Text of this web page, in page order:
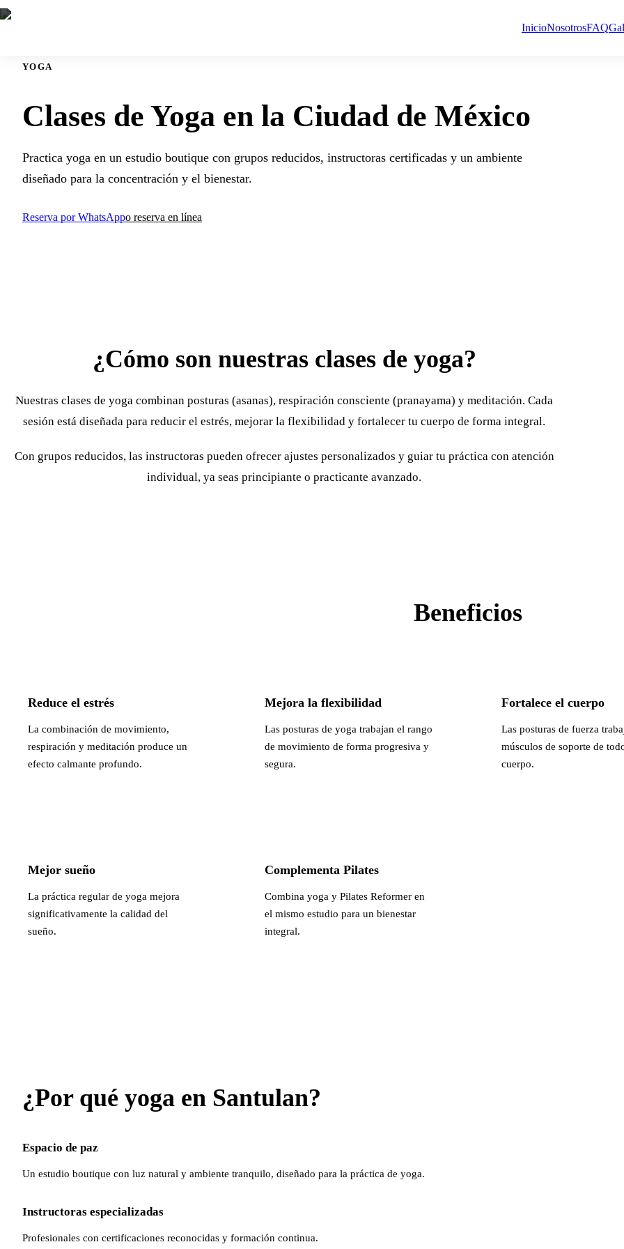
InicioNosotrosFAQ
YOGA
Clases de Yoga en la Ciudad de México
Practica yoga en un estudio boutique con grupos reducidos, instructoras certificadas y un ambiente
diseñado para la concentración y el bienestar.
Reserva por WhatsAppo reserva en línea
¿Cómo son nuestras clases de yoga?
Nuestras clases de yoga combinan posturas (asanas), respiración consciente (pranayama) y meditación. Cada
sesión está diseñada para reducir el estrés, mejorar la flexibilidad y fortalecer tu cuerpo de forma integral.
Con grupos reducidos, las instructoras pueden ofrecer ajustes personalizados y guiar tu práctica con atención
individual, ya seas principiante o practicante avanzado.
Beneficios
Reduce el estrés
La combinación de movimiento,
respiración y meditación produce un
efecto calmante profundo.
Mejora la flexibilidad
Las posturas de yoga trabajan el rango
de movimiento de forma progresiva y
segura.
Fortalece el cuerpo
Las posturas de fuerza
músculos de soporte de
cuerpo.
Mejor sueño
La práctica regular de yoga mejora
significativamente la calidad del
sueño.
Complementa Pilates
Combina yoga y Pilates Reformer en
el mismo estudio para un bienestar
integral.
¿Por qué yoga en Santulan?
Espacio de paz
Un estudio boutique con luz natural y ambiente tranquilo, diseñado para la práctica de yoga.
Instructoras especializadas
Profesionales con certificaciones reconocidas y formación continua.